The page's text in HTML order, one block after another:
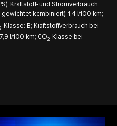
Kraftstoff- und Stromverbrauch
kombiniert): 1,4 l/100 km;
-Klasse: B; Kraftstoffverbrauch bei
l/100 km; CO2-Klasse bei